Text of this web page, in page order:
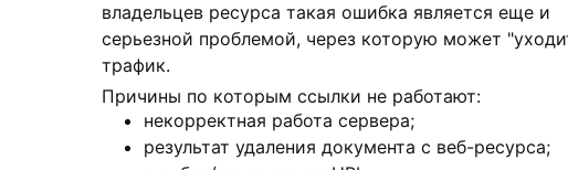
владельцев ресурса такая ошибка является еще и
серьезной проблемой, через которую может
трафик.
Причины по которым ссылки не работают:
некорректная работа сервера;
результат удаления документа с веб-ресурса;